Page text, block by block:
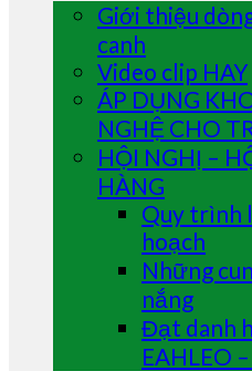
Giới thiệu
canh
Video clip HAY
ÁP DỤNG
NGHỆ CHO
HỘI NGHỊ –
HÀNG
Quy trình
hoạch
Những
nắng
Đạt danh
EAHLEO